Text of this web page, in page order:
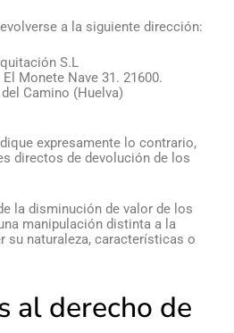
a la siguiente dirección:
S.L
Monete Nave 31. 21600.
Camino (Huelva)
expresamente lo contrario,
directos de devolución de los
la disminución de valor de los
manipulación distinta a la
su naturaleza, características o
al derecho de